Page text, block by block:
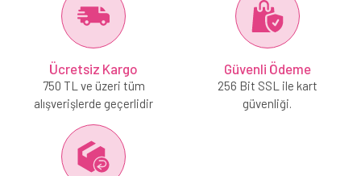
Ücretsiz Kargo
750 TL ve üzeri tüm
alışverişlerde geçerlidir
Güvenli Ödeme
256 Bit SSL ile kart
güvenliği.